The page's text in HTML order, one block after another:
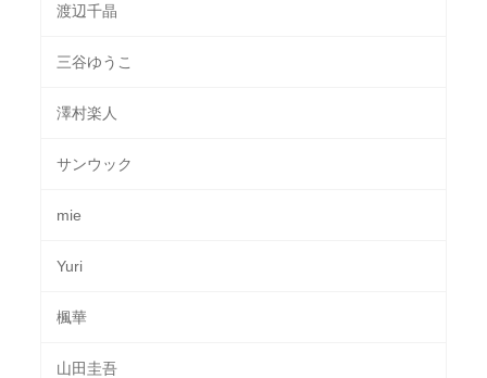
渡辺千晶
三谷ゆうこ
澤村楽人
サンウック
mie
Yuri
楓華
山田圭吾